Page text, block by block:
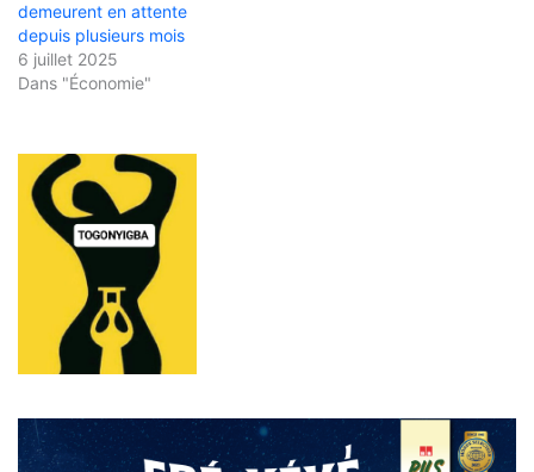
demeurent en attente
depuis plusieurs mois
6 juillet 2025
Dans "Économie"